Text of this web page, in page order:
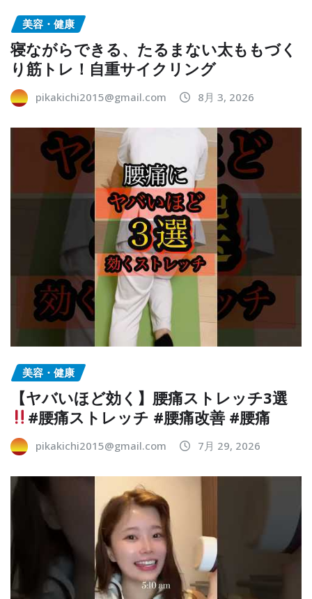
美容・健康
寝ながらできる、たるまない太ももづく
り筋トレ！自重サイクリング
pikakichi2015@gmail.com 8月 3, 2026
美容・健康
【ヤバいほど効く】腰痛ストレッチ3選
#腰痛ストレッチ #腰痛改善 #腰痛
pikakichi2015@gmail.com 7月 29, 2026